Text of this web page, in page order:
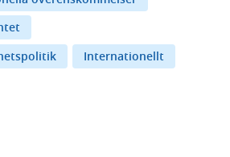
Internationellt